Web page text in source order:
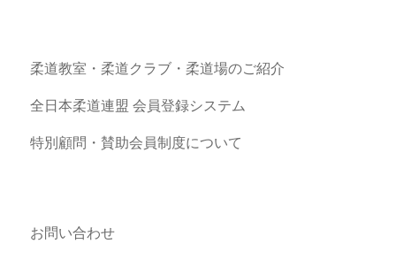
柔道教室・柔道クラブ・柔道場のご紹介
全日本柔道連盟 会員登録システム
特別顧問・賛助会員制度について
お問い合わせ